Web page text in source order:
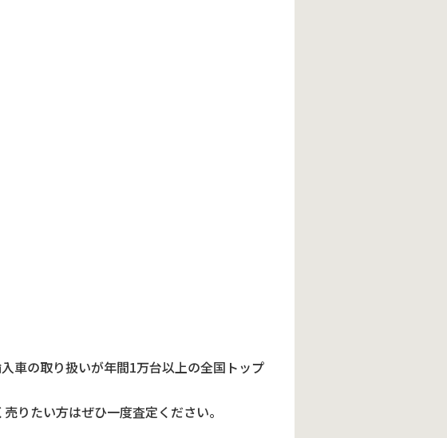
車の取り扱いが年間1万台以上の全国トップ
りたい方はぜひ一度査定ください。